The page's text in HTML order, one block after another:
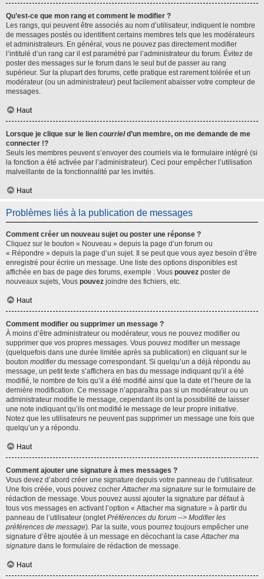
Qu’est-ce que mon rang et comment le modifier ?
Les rangs, qui peuvent être associés au nom d’utilisateur, indiquent le nombre
de messages postés ou identifient certains membres tels que les modérateurs
et administrateurs. En général, vous ne pouvez pas directement modifier
l’intitulé d’un rang car il est paramétré par l’administrateur du forum. Évitez de
poster des messages sur le forum dans le seul but de passer au rang
supérieur. Sur la plupart des forums, cette pratique est rarement tolérée et un
modérateur (ou un administrateur) peut facilement abaisser votre compteur de
messages.
Haut
Lorsque je clique sur le lien courrield’un membre, on me demande de me
connecter !?
Seuls les membres peuvent s’envoyer des courriels via le formulaire intégré (si
la fonction a été activée par l’administrateur). Ceci pour empêcher l’utilisation
malveillante de la fonctionnalité par les invités.
Haut
Problèmes liés à la publication de messages
Comment créer un nouveau sujet ou poster une réponse ?
Cliquez sur le bouton « Nouveau » depuis la page d’un forum ou
« Répondre » depuis la page d’un sujet. Il se peut que vous ayez besoin d’être
enregistré pour écrire un message. Une liste des options disponibles est
affichée en bas de page des forums, exemple : Vous pouvez poster de
nouveaux sujets, Vous pouvez joindre des fichiers, etc.
Haut
Comment modifier ou supprimer un message ?
À moins d’être administrateur ou modérateur, vous ne pouvez modifier ou
supprimer que vos propres messages. Vous pouvez modifier un message
(quelquefois dans une durée limitée après sa publication) en cliquant sur le
bouton modifierdu message correspondant. Si quelqu’un a déjà répondu au
message, un petit texte s’affichera en bas du message indiquant qu’il a été
modifié, le nombre de fois qu’il a été modifié ainsi que la date et l’heure de la
dernière modification. Ce message n’apparaîtra pas si un modérateur ou un
administrateur modifie le message, cependant ils ont la possibilité de laisser
une note indiquant qu’ils ont modifié le message de leur propre initiative.
Notez que les utilisateurs ne peuvent pas supprimer un message une fois que
quelqu’un y a répondu.
Haut
Comment ajouter une signature à mes messages ?
Vous devez d’abord créer une signature depuis votre panneau de l’utilisateur.
Une fois créée, vous pouvez cocherAttacher ma signature sur le formulaire de
rédaction de message. Vous pouvez aussi ajouter la signature par défaut à
tous vos messages en activant l’option « Attacher ma signature » à partir du
panneau de l’utilisateur (ongletPréférences du forum --> Modifier les
préférences de message). Par la suite, vous pourrez toujours empêcher une
signature d’être ajoutée à un message en décochant la caseAttacher ma
signature dans le formulaire de rédaction de message.
Haut